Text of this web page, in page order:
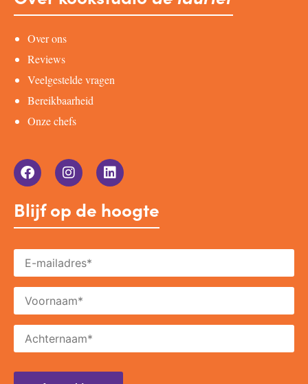
Over ons
Reviews
Veelgestelde vragen
Bereikbaarheid
Onze chefs
Blijf op de hoogte